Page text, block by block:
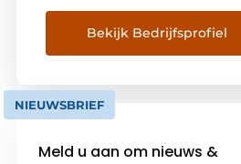
ondernemerschap: van je
tot je personeel, je fiscaliteit
het overlaten van je
heeft experten in alle
van ondernemen in huis om
ondersteunen. Samen zorgen
Bekijk Bedrijfsprofiel
NIEUWSBRIEF
Meld u aan om nieuws &